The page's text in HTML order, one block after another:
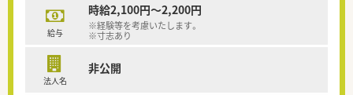
給与
時給2,100円～2,200円
※経験等を考慮いたします。
※寸志あり
法人名
非公開